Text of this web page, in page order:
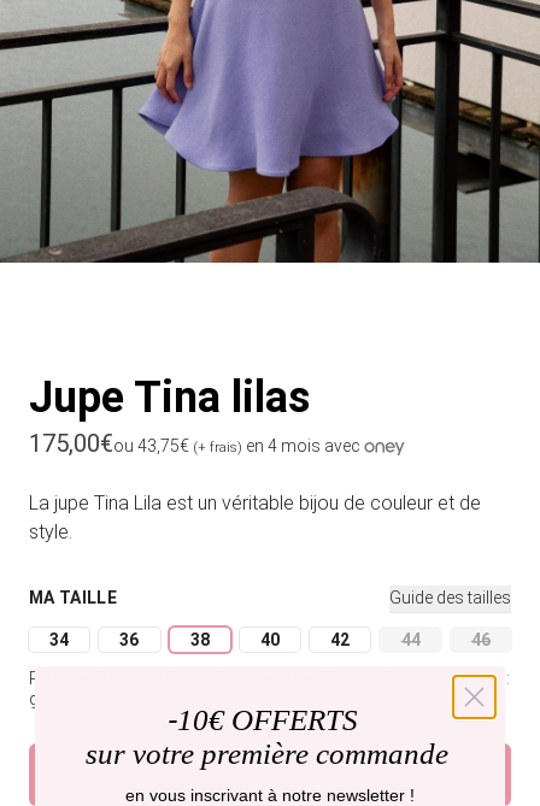
Jupe Tina lilas
Prix habituel
175,00€ou 43,75€ (+ frais) en 4 mois avec
La jupe Tina Lila est un véritable bijou de couleur et de
style.
MA TAILLE Guide des tailles
34
Variante épuisée ou indisponible
36
Variante épuisée ou indisponible
38
Variante épuisée ou indisponible
40
Variante épuisée ou indisponible
42
Variante épuisée ou
44
Variante
46
Poitrine: 89 cm à 93 cm.
Hanches:
97 cm à 101 cm.
Ajouter au panier
-10€ OFFERTS
sur votre première commande
en vous inscrivant à notre newsletter !